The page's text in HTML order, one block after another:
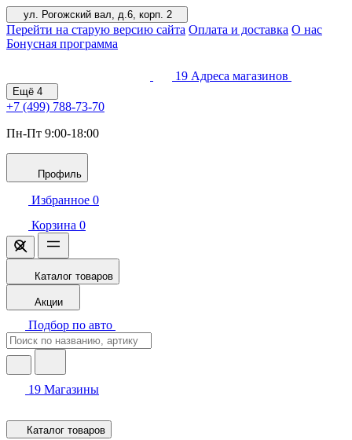
ул. Рогожский вал, д.6, корп. 2
Перейти на старую версию сайта Оплата и доставка О нас
Бонусная программа
19 Адреса магазинов
Ещё 4
+7 (499) 788-73-70
Пн-Пт 9:00-18:00
Профиль
Избранное 0
Корзина 0
Каталог товаров
Акции
Подбор по авто
19 Магазины
Каталог товаров